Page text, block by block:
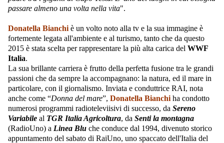
passare almeno una volta nella vita".
Donatella Bianchi è un volto noto alla tv e la sua immagine è
fortemente legata all'ambiente e al turismo, tanto che da questo
2015 è stata scelta per rappresentare la più alta carica del WWF
Italia.
La sua brillante carriera è frutto della perfetta fusione tra le grandi
passioni che da sempre la accompagnano: la natura, ed il mare in
particolare, con il giornalismo. Inviata e conduttrice RAI, nota
anche come “Donna del mare”, Donatella Bianchi ha condotto
numerosi programmi radioteleviisivi di successo, da Sereno
Variabile al TGR Italia Agricoltura, da Senti la montagna
(RadioUno) a Linea Blu che conduce dal 1994, divenuto storico
appuntamento del sabato di RaiUno, uno spaccato dell'Italia del